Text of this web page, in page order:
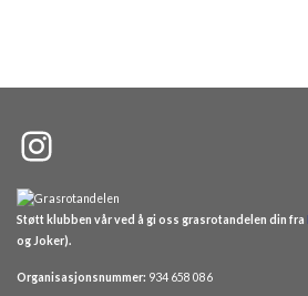
Instagram
Støtt klubben vår ved å gi oss grasrotandelen din fra
og Joker).
Organisasjonsnummer: 934 658 086